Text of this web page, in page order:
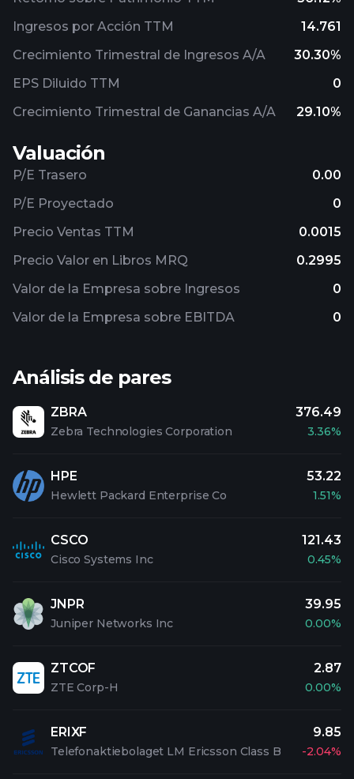
Ingresos por Acción TTM
14.761
Crecimiento Trimestral de Ingresos A/A
30.30%
EPS Diluido TTM
0
Crecimiento Trimestral de Ganancias A/A
29.10%
Valuación
P/E Trasero
0.00
P/E Proyectado
0
Precio Ventas TTM
0.0015
Precio Valor en Libros MRQ
0.2995
Valor de la Empresa sobre Ingresos
0
Valor de la Empresa sobre EBITDA
0
Análisis de pares
ZBRA
Zebra Technologies Corporation
376.49
3.36%
HPE
Hewlett Packard Enterprise Co
53.22
1.51%
CSCO
Cisco Systems Inc
121.43
0.45%
JNPR
Juniper Networks Inc
39.95
0.00%
ZTCOF
ZTE Corp-H
2.87
0.00%
ERIXF
Telefonaktiebolaget LM Ericsson Class B
9.85
-2.04%